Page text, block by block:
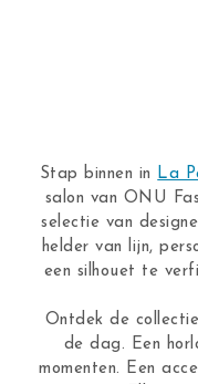
Stap binnen in La
salon van ONU
selectie van
helder van lijn,
een silhouet te
Ontdek de
de dag. Een
momenten. Een